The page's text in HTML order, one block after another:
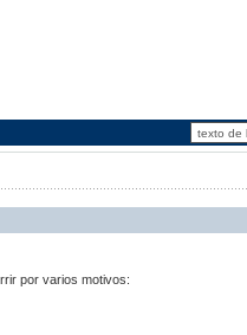
por varios motivos: